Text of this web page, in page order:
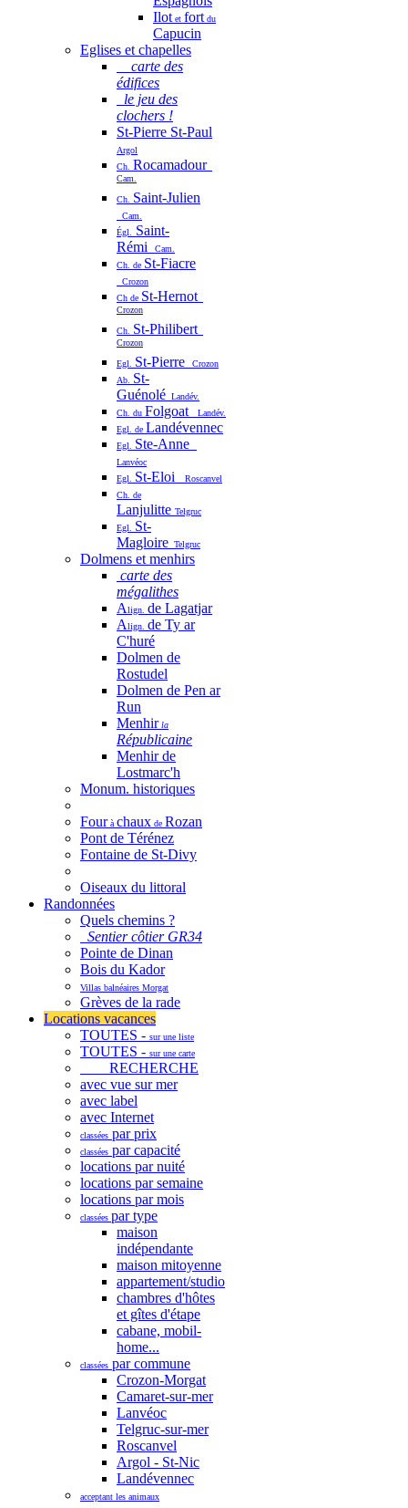
Ilot et fort du
Capucin
Eglises et chapelles
carte des
édifices
le jeu des
clochers !
St-Pierre St-Paul
Argol
Ch. Rocamadour
Cam.
Ch. Saint-Julien
Cam.
Égl.
Saint-
Rémi
Cam.
Ch. de St-Fiacre
Crozon
Ch de St-Hernot
Crozon
Ch. St-Philibert
Crozon
Egl. St-Pierre
Crozon
Ab. St-
Guénolé Landév.
Ch. du Folgoat
Landév.
Egl. de Landévennec
Egl. Ste-Anne
Lanvéoc
Egl. St-Eloi
Roscanvel
Ch. de
Lanjulitte Telgruc
Egl. St-
Magloire Telgruc
Dolmens et menhirs
carte des
mégalithes
Align. de Lagatjar
Align. de Ty ar
C'huré
Dolmen de
Rostudel
Dolmen de Pen ar
Run
Menhirla
Républicaine
Menhir de
Lostmarc'h
Monum. historiques
Fourà chaux de Rozan
Pont de Térénez
Fontaine de St-Divy
Oiseaux du littoral
Randonnées
Quels chemins ?
Sentier côtier GR34
Pointe de Dinan
Bois du Kador
Villas balnéaires Morgat
Grèves de la rade
Locations vacances
TOUTES - sur une liste
TOUTES - sur une carte
RECHERCHE
avec vue sur mer
avec label
avec Internet
classées par prix
classées par capacité
locations par nuité
locations par semaine
locations par mois
classées par type
maison
indépendante
maison mitoyenne
appartement/studio
chambres d'hôtes
et gîtes d'étape
cabane, mobil-
home...
classées par commune
Crozon-Morgat
Camaret-sur-mer
Lanvéoc
Telgruc-sur-mer
Roscanvel
Argol - St-Nic
Landévennec
acceptant les animaux